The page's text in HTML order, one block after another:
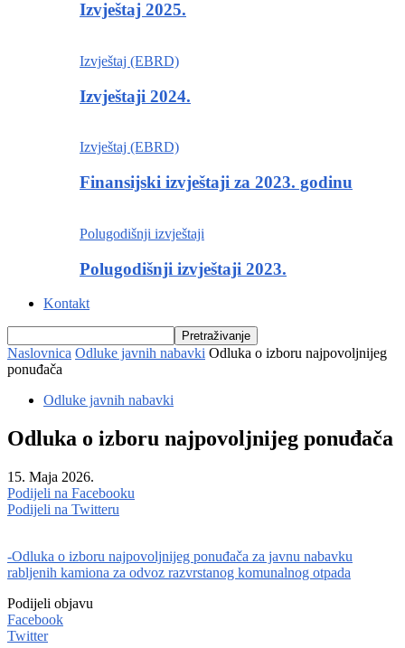
Izvještaj 2025.
Izvještaj (EBRD)
Izvještaji 2024.
Izvještaj (EBRD)
Finansijski izvještaji za 2023. godinu
Polugodišnji izvještaji
Polugodišnji izvještaji 2023.
Kontakt
Naslovnica Odluke javnih nabavki Odluka o izboru najpovoljnijeg
ponuđača
Odluke javnih nabavki
Odluka o izboru najpovoljnijeg ponuđača
15. Maja 2026.
Podijeli na Facebooku
Podijeli na Twitteru
-Odluka o izboru najpovoljnijeg ponuđača za javnu nabavku
rabljenih kamiona za odvoz razvrstanog komunalnog otpada
Podijeli objavu
Facebook
Twitter